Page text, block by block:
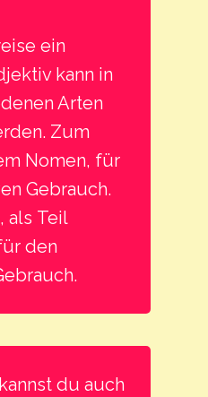
ein
kann in
Arten
Zum
Nomen, für
Gebrauch.
als Teil
den
du auch